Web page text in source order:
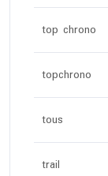
top chrono
topchrono
tous
trail